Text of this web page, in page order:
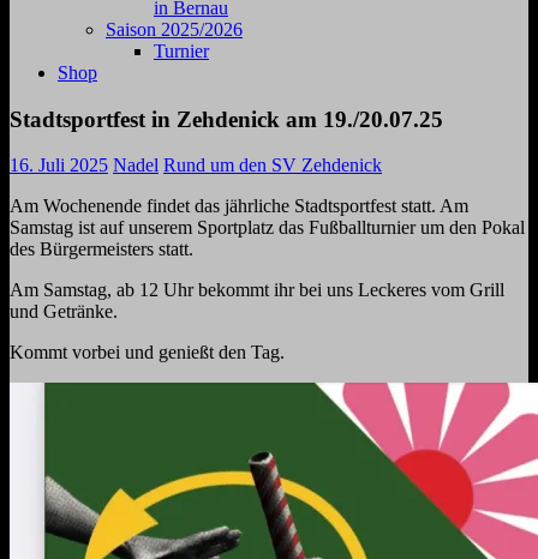
in Bernau
Saison 2025/2026
Turnier
Shop
Stadtsportfest in Zehdenick am 19./20.07.25
16. Juli 2025 Nadel Rund um den SV Zehdenick
Am Wochenende findet das jährliche Stadtsportfest statt. Am
Samstag ist auf unserem Sportplatz das Fußballturnier um den Pokal
des Bürgermeisters statt.
Am Samstag, ab 12 Uhr bekommt ihr bei uns Leckeres vom Grill
und Getränke.
Kommt vorbei und genießt den Tag.